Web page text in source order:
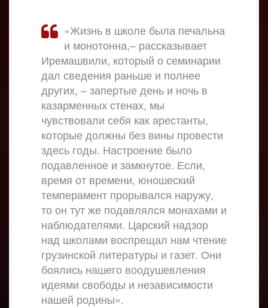
«Жизнь в школе была печальна
и монотонна,– рассказывает
Иремашвили, который о семинарии
дал сведения раньше и полнее
других, – запертые день и ночь в
казарменных стенах, мы
чувствовали себя как арестанты,
которые должны без вины провести
здесь годы. Настроение было
подавленное и замкнутое. Если,
время от времени, юношеский
темперамент прорывался наружу,
то он тут же подавлялся монахами и
наблюдателями. Царский надзор
над школами воспрещал нам чтение
грузинской литературы и газет. Они
боялись нашего воодушевления
идеями свободы и независимости
нашей родины».